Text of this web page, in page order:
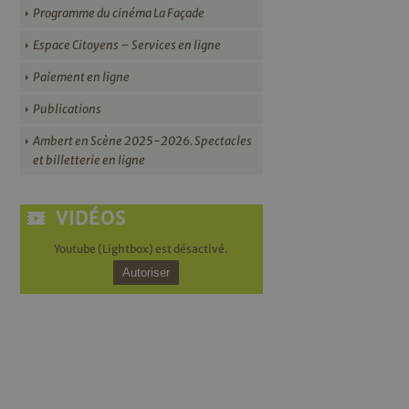
Programme du cinéma La Façade
Espace Citoyens – Services en ligne
Paiement en ligne
Publications
Ambert en Scène 2025-2026. Spectacles
et billetterie en ligne
VIDÉOS
Youtube (Lightbox) est désactivé.
Autoriser